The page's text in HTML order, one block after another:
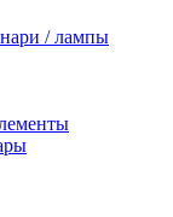
/ лампы